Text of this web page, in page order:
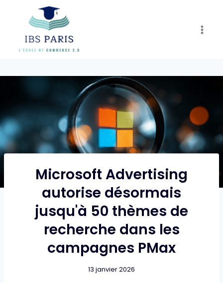
content
Microsoft Advertising
autorise désormais
jusqu'à 50 thèmes de
recherche dans les
campagnes PMax
13 janvier 2026